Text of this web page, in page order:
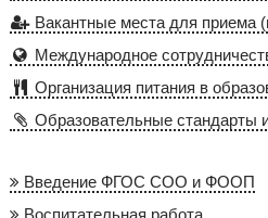
Вакантные места для приема
Международное
Организация питания в
Образовательные стандарты
Введение ФГОС СОО и ФООП
Воспитательная работа